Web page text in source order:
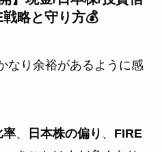
略と守り方💰
なり余裕があるように感
率、 日本株の偏り 、 FIRE